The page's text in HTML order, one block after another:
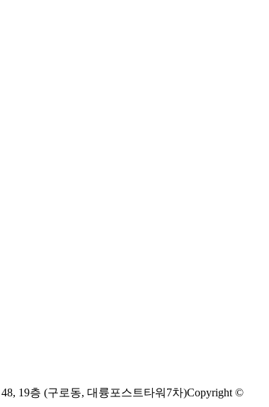
19층 (구로동, 대륭포스트타워7차)Copyright ©